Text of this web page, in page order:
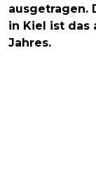
ausgetragen.
in Kiel ist das
Jahres.